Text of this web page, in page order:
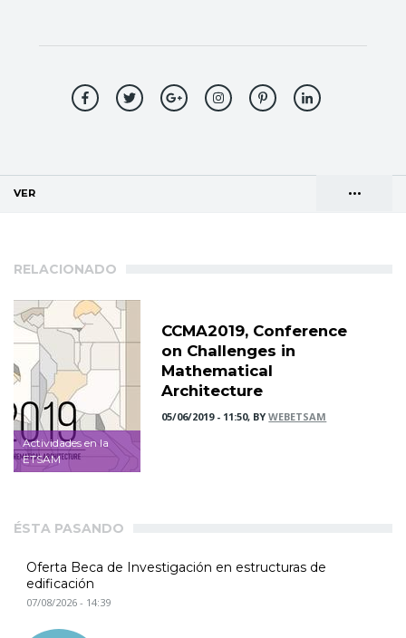
•••
VER
RELACIONADO
Actividades en la
ETSAM
CCMA2019, Conference
on Challenges in
Mathematical
Architecture
05/06/2019 - 11:50, BYWEBETSAM
ÉSTA PASANDO
Oferta Beca de Investigación en estructuras de
edificación
07/08/2026 - 14:39